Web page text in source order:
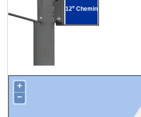
12e Chemin
+
−